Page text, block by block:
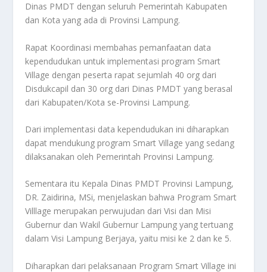
Dinas PMDT dengan seluruh Pemerintah Kabupaten
dan Kota yang ada di Provinsi Lampung.
Rapat Koordinasi membahas pemanfaatan data
kependudukan untuk implementasi program Smart
Village dengan peserta rapat sejumlah 40 org dari
Disdukcapil dan 30 org dari Dinas PMDT yang berasal
dari Kabupaten/Kota se-Provinsi Lampung.
Dari implementasi data kependudukan ini diharapkan
dapat mendukung program Smart Village yang sedang
dilaksanakan oleh Pemerintah Provinsi Lampung.
Sementara itu Kepala Dinas PMDT Provinsi Lampung,
DR. Zaidirina, MSi, menjelaskan bahwa Program Smart
Villlage merupakan perwujudan dari Visi dan Misi
Gubernur dan Wakil Gubernur Lampung yang tertuang
dalam Visi Lampung Berjaya, yaitu misi ke 2 dan ke 5.
Diharapkan dari pelaksanaan Program Smart Village ini